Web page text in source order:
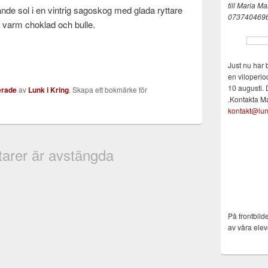
sol i en vintrig sagoskog med glada ryttare
choklad och bulle.
av Lunk i Kring. Skapa ett bokmärke för
är avstängda
till Maria
Just nu har
en
10 augusti.
.Kontakta
På
av våra